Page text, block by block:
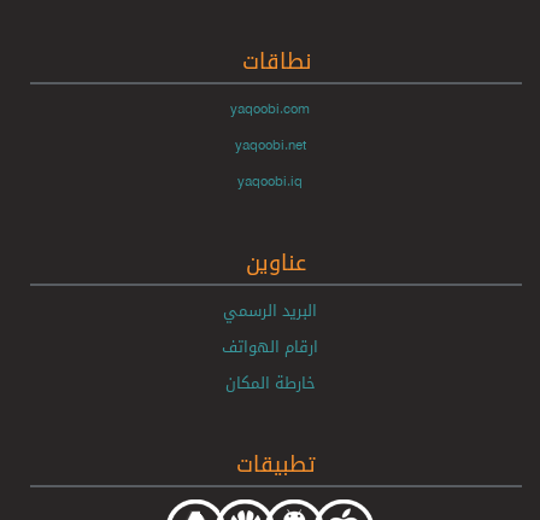
نطاقات
yaqoobi.com
yaqoobi.net
yaqoobi.iq
عناوين
البريد الرسمي
ارقام الهواتف
خارطة المكان
تطبيقات